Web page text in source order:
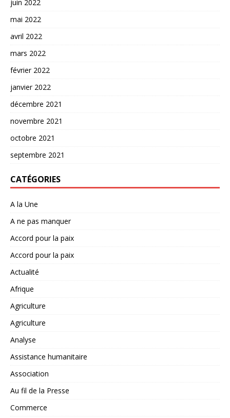
juin 2022
mai 2022
avril 2022
mars 2022
février 2022
janvier 2022
décembre 2021
novembre 2021
octobre 2021
septembre 2021
CATÉGORIES
A la Une
A ne pas manquer
Accord pour la paix
Accord pour la paix
Actualité
Afrique
Agriculture
Agriculture
Analyse
Assistance humanitaire
Association
Au fil de la Presse
Commerce